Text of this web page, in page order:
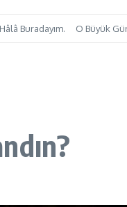
Buradayım. O Büyük